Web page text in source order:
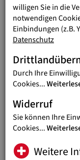
HILFE
Schon mit Summen
Privatpersonengut
Geld „anders
willigen Sie in die
notwendigen
Einbindungen (z.B.
Datenschutz
Durch Ihre
Cookies...
Widerruf
Sie können Ihre
Cookies...
Weitere